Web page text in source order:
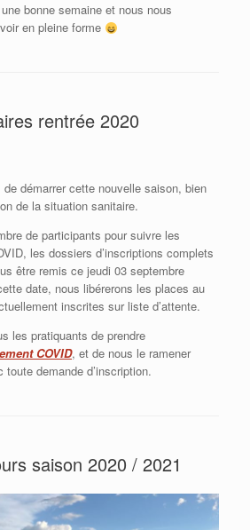
bonne semaine et nous nous
en pleine forme
rentrée 2020
démarrer cette nouvelle saison, bien
de la situation sanitaire.
de participants pour suivre les
les dossiers d’inscriptions complets
être remis ce jeudi 03 septembre
date, nous libérerons les places au
inscrites sur liste d’attente.
les pratiquants de prendre
COVID, et de nous le ramener
demande d’inscription.
saison 2020 / 2021